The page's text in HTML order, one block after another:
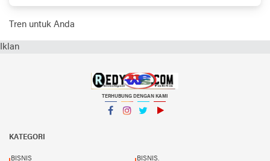
Tren untuk Anda
Iklan
TERHUBUNG DENGAN KAMI
KATEGORI
BISNIS BISNIS.